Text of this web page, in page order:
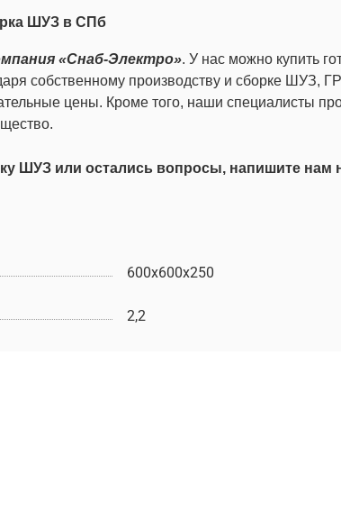
ШУЗ в СПб
«Снаб-Электро». У нас можно купить
собственному производству и сборке
цены. Кроме того, наши специалисты
ШУЗ или остались вопросы, напишите нам
600х600х250
2,2